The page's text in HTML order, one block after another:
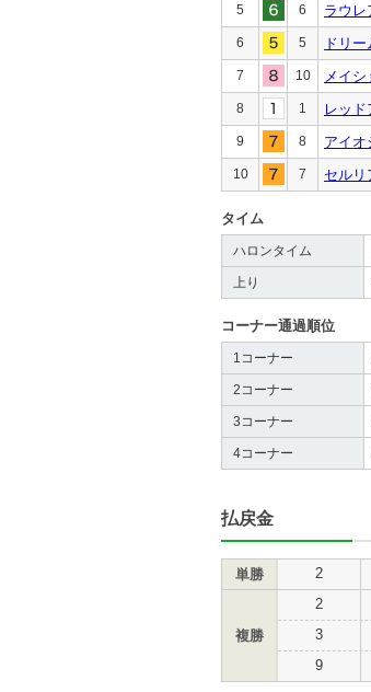
5 6 ラウレ
6 5 ドリ
7 10 メイ
8 1 レッド
9 8 アイオ
10 7 セルリ
タイム
ハロンタイム
上り
コーナー通過順位
1コーナー
2コーナー
3コーナー
4コーナー
払戻金
単勝 2
複勝
2
3
9